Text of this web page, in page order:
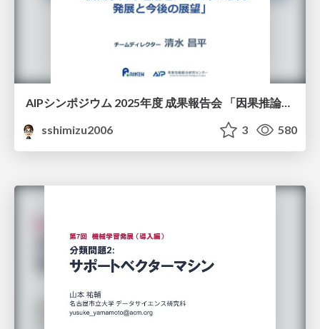
AIPシンポジウム 2025年度 成果報告会 「因果推論チーム」
sshimizu2006
3 580